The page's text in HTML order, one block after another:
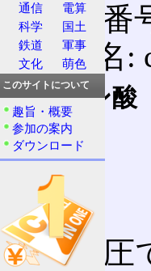
ICSC番
化学名:
マレイン酸
常温常圧
通信
電算
科学
国土
鉄道
軍事
文化
萌色
このサイトについて
趣旨・概要
参加の案内
ダウンロード